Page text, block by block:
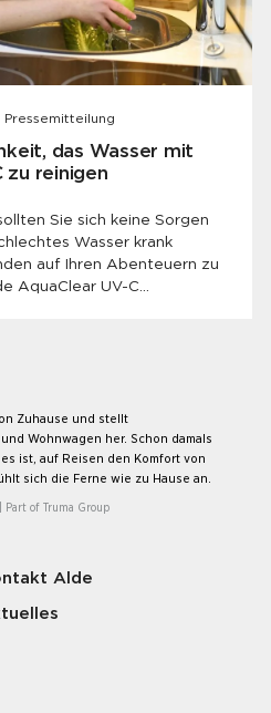
das Wasser mit
zu reinigen
Sie sich keine Sorgen
Wasser krank
auf Ihren Abenteuern zu
AquaClear UV-C
beseitigt.
Zuhause und stellt
Wohnwagen her. Schon damals
ist, auf Reisen den Komfort von
sich die Ferne wie zu Hause an.
Part of Truma Group
Alde